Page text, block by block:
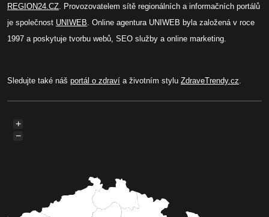
REGION24.CZ . Provozovatelem sítě regionálních a informačních portálů
je společnost UNIWEB . Online agentura UNIWEB byla založená v roce
1997 a poskytuje tvorbu webů, SEO služby a online marketing.
Sledujte také náš portál o zdraví a životním stylu ZdraveTrendy.cz
+
−